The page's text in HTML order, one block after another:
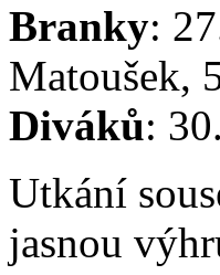
Branky:
Matoušek,
Diváků: 30.
Utkání
jasnou